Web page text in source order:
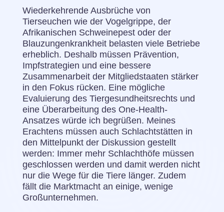
Wiederkehrende Ausbrüche von
Tierseuchen wie der Vogelgrippe, der
Afrikanischen Schweinepest oder der
Blauzungenkrankheit belasten viele Betriebe
erheblich. Deshalb müssen Prävention,
Impfstrategien und eine bessere
Zusammenarbeit der Mitgliedstaaten stärker
in den Fokus rücken. Eine mögliche
Evaluierung des Tiergesundheitsrechts und
eine Überarbeitung des One-Health-
Ansatzes würde ich begrüßen. Meines
Erachtens müssen auch Schlachtstätten in
den Mittelpunkt der Diskussion gestellt
werden: Immer mehr Schlachthöfe müssen
geschlossen werden und damit werden nicht
nur die Wege für die Tiere länger. Zudem
fällt die Marktmacht an einige, wenige
Großunternehmen.